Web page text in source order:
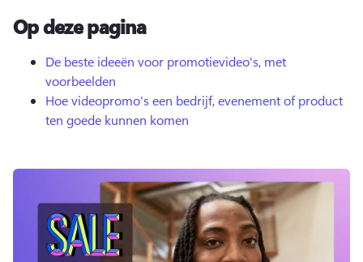
Aanmelden
Gratis uitproberen
Op deze pagina
De beste ideeën voor promotievideo's, met
voorbeelden
Hoe videopromo's een bedrijf, evenement of product
ten goede kunnen komen